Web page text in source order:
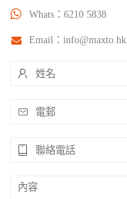
Whats： 6210 5838
Email： info@maxto.hk